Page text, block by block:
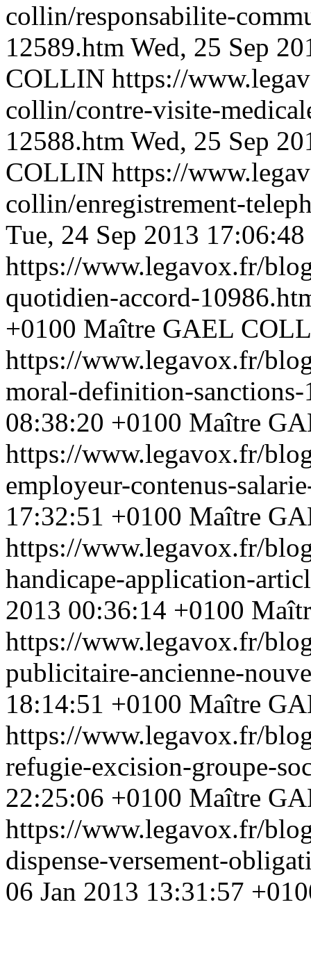
collin/responsabilite-
12589.htm Wed, 25 Sep
COLLIN https://
collin/contre-visite-
12588.htm Wed, 25 Sep
COLLIN https://
collin/enregistrement-
Tue, 24 Sep 2013
https://www.legavox.fr/
quotidien-accord-
+0100 Maître GAEL
https://www.legavox.fr/
moral-definition-
08:38:20 +0100 Maître
https://www.legavox.fr/
employeur-contenus-
17:32:51 +0100 Maître
https://www.legavox.fr/
handicape-application-
2013 00:36:14 +0100
https://www.legavox.fr/
publicitaire-ancienne-
18:14:51 +0100 Maître
https://www.legavox.fr/
refugie-excision-groupe-
22:25:06 +0100 Maître
https://www.legavox.fr/
dispense-versement-
06 Jan 2013 13:31:57